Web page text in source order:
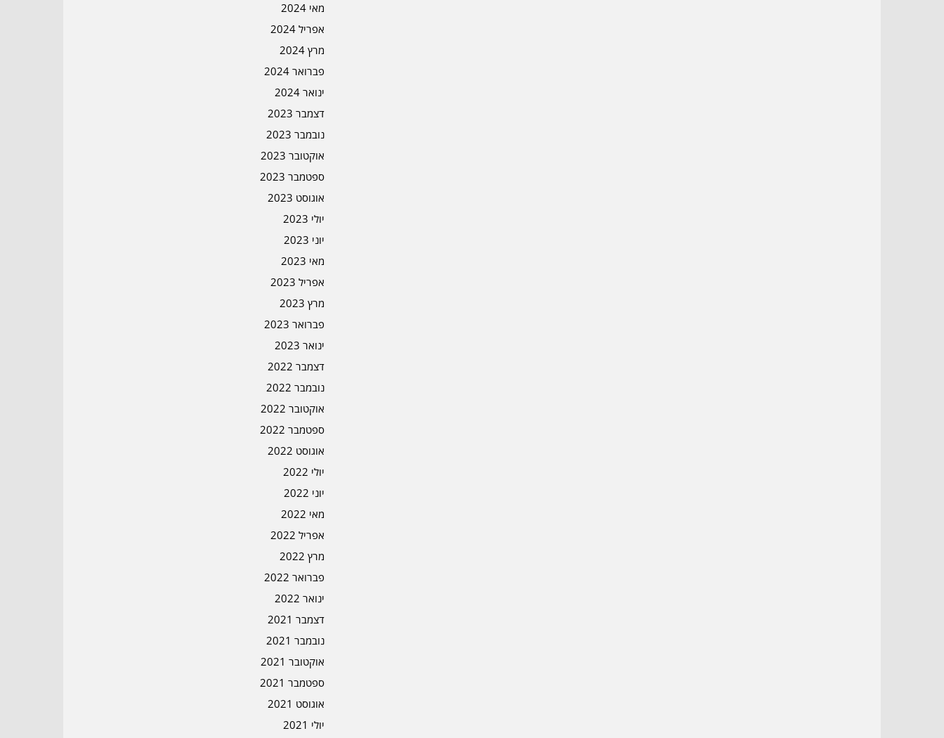
מאי 2024
אפריל 2024
מרץ 2024
פברואר 2024
ינואר 2024
דצמבר 2023
נובמבר 2023
אוקטובר 2023
ספטמבר 2023
אוגוסט 2023
יולי 2023
יוני 2023
מאי 2023
אפריל 2023
מרץ 2023
פברואר 2023
ינואר 2023
דצמבר 2022
נובמבר 2022
אוקטובר 2022
ספטמבר 2022
אוגוסט 2022
יולי 2022
יוני 2022
מאי 2022
אפריל 2022
מרץ 2022
פברואר 2022
ינואר 2022
דצמבר 2021
נובמבר 2021
אוקטובר 2021
ספטמבר 2021
אוגוסט 2021
יולי 2021